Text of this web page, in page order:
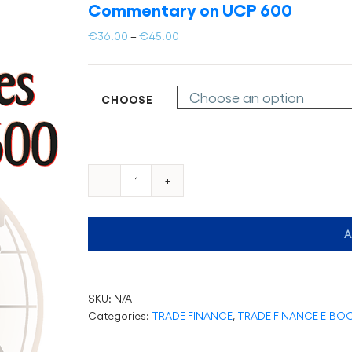
Commentary on UCP 600
€36.00 –€45.00
€36.00
through
€45.00
CHOOSE
Commentary
SKU: N/A
Categories: TRADE FINANCE, TRADE FINANCE E-